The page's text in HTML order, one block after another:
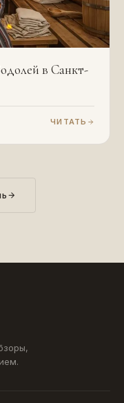
в Санкт-
ЧИТАТЬ